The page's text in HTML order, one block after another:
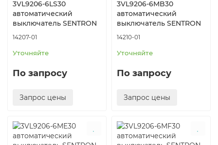
3VL9206-6LS30
автоматический
выключатель SENTRON
14207-01
Уточняйте
По запросу
Запрос цены
3VL9206-6MB30
автоматический
выключатель SENTRON
14210-01
Уточняйте
По запросу
Запрос цены